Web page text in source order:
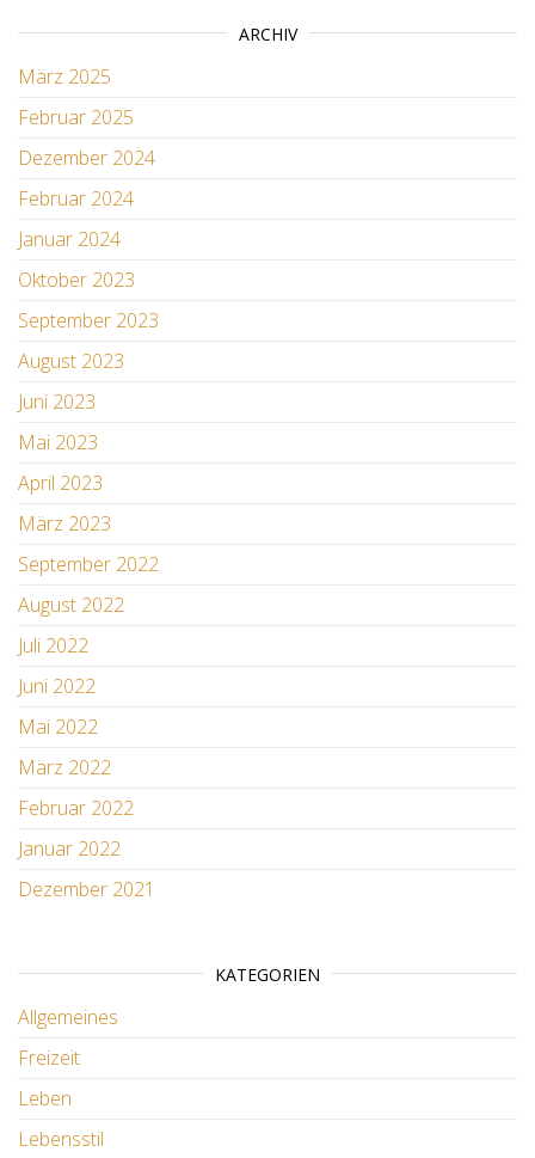
ARCHIV
März 2025
Februar 2025
Dezember 2024
Februar 2024
Januar 2024
Oktober 2023
September 2023
August 2023
Juni 2023
Mai 2023
April 2023
März 2023
September 2022
August 2022
Juli 2022
Juni 2022
Mai 2022
März 2022
Februar 2022
Januar 2022
Dezember 2021
KATEGORIEN
Allgemeines
Freizeit
Leben
Lebensstil